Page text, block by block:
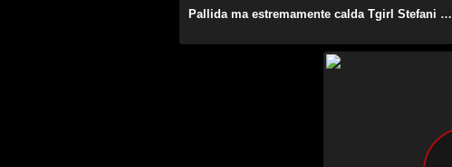
Pallida ma estremamente calda Tgirl Stefani Special fa un bel pompino allo stallone.